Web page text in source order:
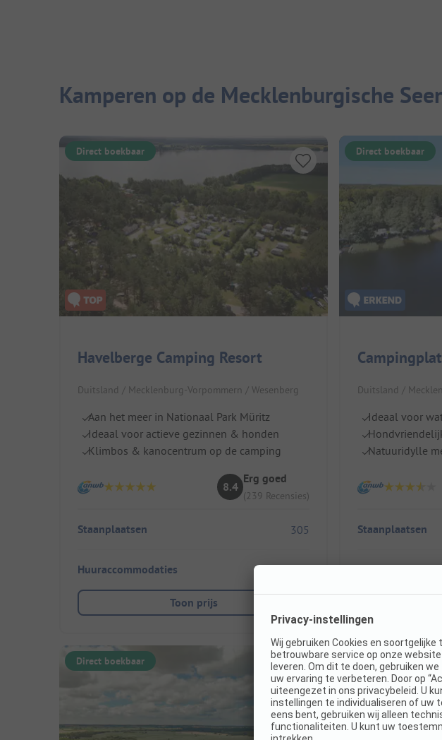
Kamperen op de Mecklenburgische
Direct boekbaar
Havelberge Camping Resort
Duitsland / Mecklenburg-Vorpommern / Wesenberg
Aan het meer in Nationaal Park Müritz
Ideaal voor actieve gezinnen & honden
Klimbos & kanocentrum op de camping
8.4
Erg goed
(239 Recensies)
Staanplaatsen 305
Huuraccommodaties 110
Toon prijs
Direct boekbaar
Duitsland /
Ideaal voor
Natuuridylle
Staanplaatsen
Direct boekbaar Direct boekbaar